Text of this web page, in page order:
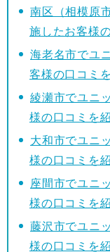
南区（相模原
施したお客様
海老名市でユ
客様の口コミ
綾瀬市でユニ
様の口コミを
大和市でユニ
様の口コミを
座間市でユニ
様の口コミを
藤沢市でユニ
様の口コミを